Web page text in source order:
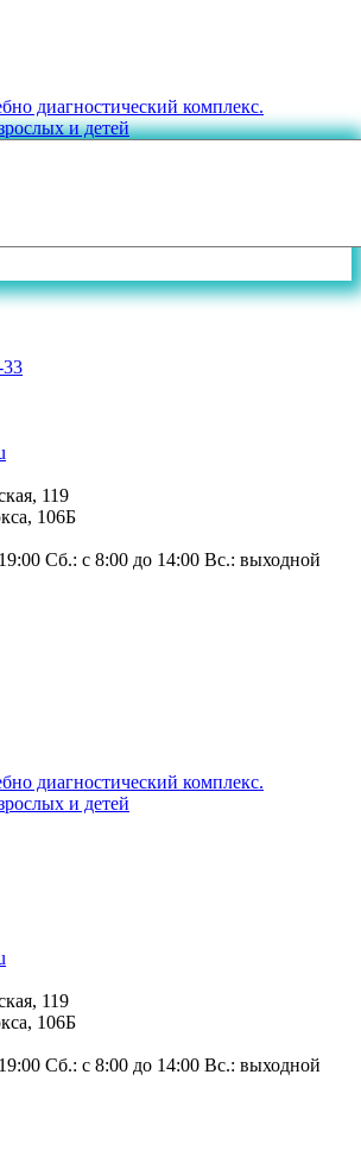
33
119
106Б
Сб.: с 8:00 до 14:00 Вс.: выходной
119
106Б
Сб.: с 8:00 до 14:00 Вс.: выходной